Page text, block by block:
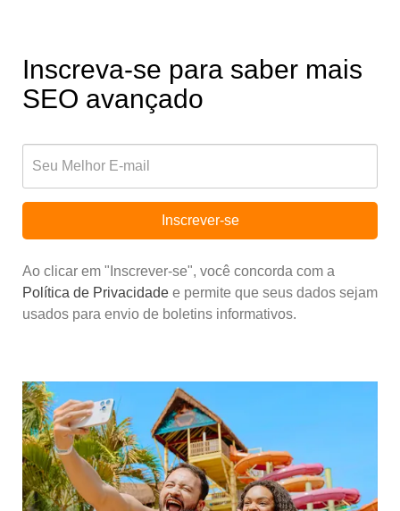
Inscreva-se para saber mais
SEO avançado
Inscrever-se
Ao clicar em "Inscrever-se", você concorda com a
Política de Privacidade e permite que seus dados sejam
usados para envio de boletins informativos.